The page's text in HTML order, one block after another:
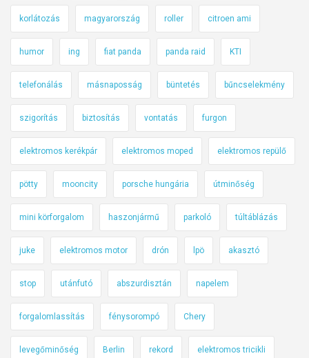
korlátozás magyarország roller citroen ami
humor ing fiat panda panda raid KTI
telefonálás másnaposság büntetés bűncselekmény
szigorítás biztosítás vontatás furgon
elektromos kerékpár elektromos moped elektromos repülő
pötty mooncity porsche hungária útminőség
mini körforgalom haszonjármű parkoló túltáblázás
juke elektromos motor drón lpö akasztó
stop utánfutó abszurdisztán napelem
forgalomlassítás fénysorompó Chery
levegőminőség Berlin rekord elektromos tricikli